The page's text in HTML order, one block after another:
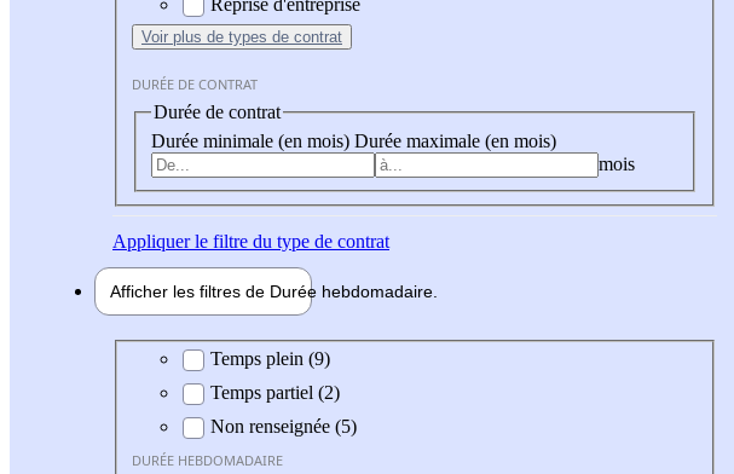
Reprise d'entreprise
Voir plus de types de contrat
DURÉE DE CONTRAT
Durée de contrat
Durée minimale (en mois) Durée maximale (en mois)
mois
Appliquerle filtre du type de contrat
Afficher les filtres de Durée hebdomadaire
Durée hebdomadaire
Temps plein (9)
Temps partiel (2)
Non renseignée (5)
DURÉE HEBDOMADAIRE